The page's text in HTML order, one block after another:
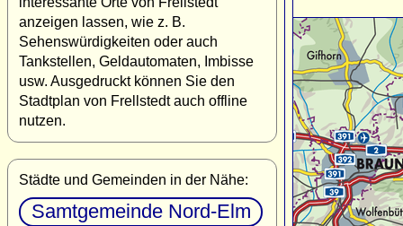
anzeigen lassen, wie z. B.
Sehenswürdigkeiten oder auch
Tankstellen, Geldautomaten, Imbisse
usw. Ausgedruckt können Sie den
Stadtplan von Frellstedt auch offline
nutzen.
Städte und Gemeinden in der Nähe:
Samtgemeinde Nord-Elm